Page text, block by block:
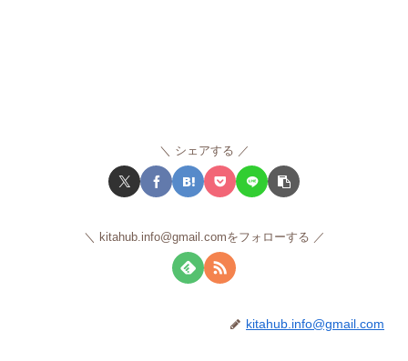
シェアする
kitahub.info@gmail.comをフォローする
kitahub.info@gmail.com